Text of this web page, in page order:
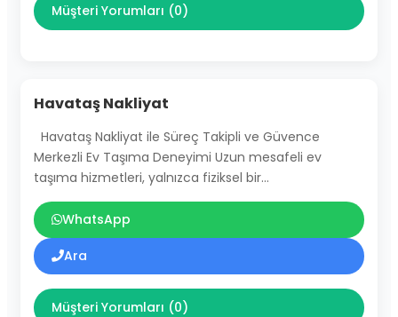
Müşteri Yorumları (0)
Havataş Nakliyat
Havataş Nakliyat ile Süreç Takipli ve Güvence
Merkezli Ev Taşıma Deneyimi Uzun mesafeli ev
taşıma hizmetleri, yalnızca fiziksel bir…
WhatsApp
Ara
Müşteri Yorumları (0)